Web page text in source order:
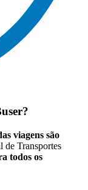
viagens são
de Transportes
todos os